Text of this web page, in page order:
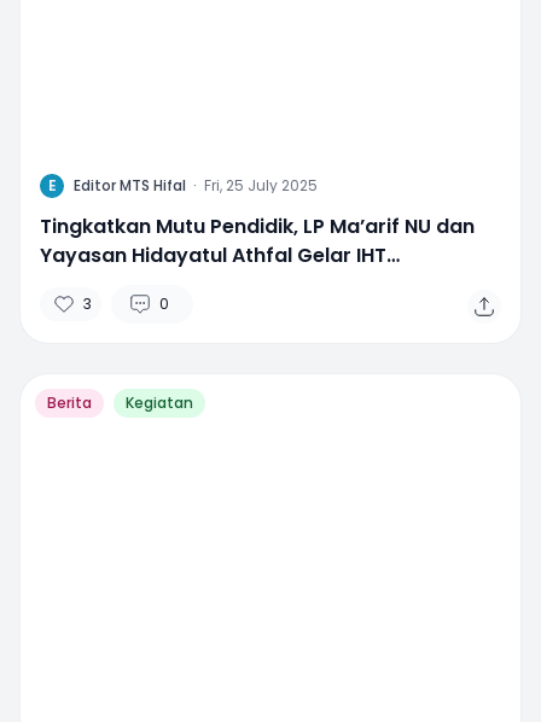
E Editor MTS Hifal · Fri, 25 July 2025
Tingkatkan Mutu Pendidik, LP Ma’arif NU dan
Yayasan Hidayatul Athfal Gelar IHT
3 0
Berita Kegiatan